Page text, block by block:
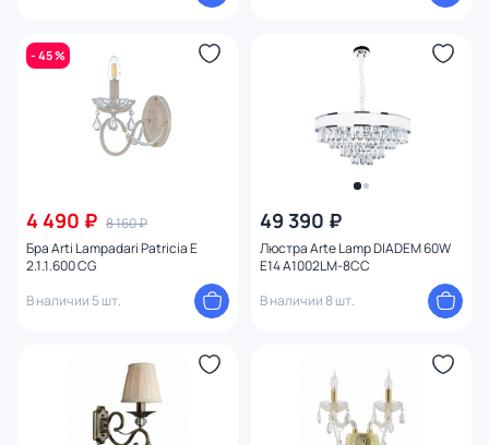
- 45 %
4 490 ₽ 8 160 ₽
Бра Arti Lampadari Patricia E
2.1.1.600 CG
В наличии 5 шт.
49 390 ₽
Люстра Arte Lamp DIADEM 60W
E14 A1002LM-8CC
В наличии 8 шт.